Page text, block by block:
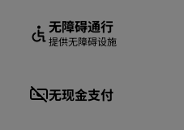
无障碍通行
提供无障碍设施
无现金支付